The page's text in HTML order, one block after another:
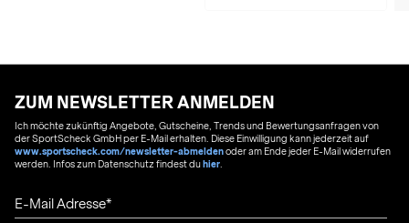
ZUM NEWSLETTER ANMELDEN
Ich möchte zukünftig Angebote, Gutscheine, Trends und Bewertungsanfragen von
der SportScheck GmbH per E-Mail erhalten. Diese Einwilligung kann jederzeit auf
www.sportscheck.com/newsletter-abmeldenoder am Ende jeder E-Mail widerrufen
werden. Infos zum Datenschutz findest duhier
E-Mail Adresse